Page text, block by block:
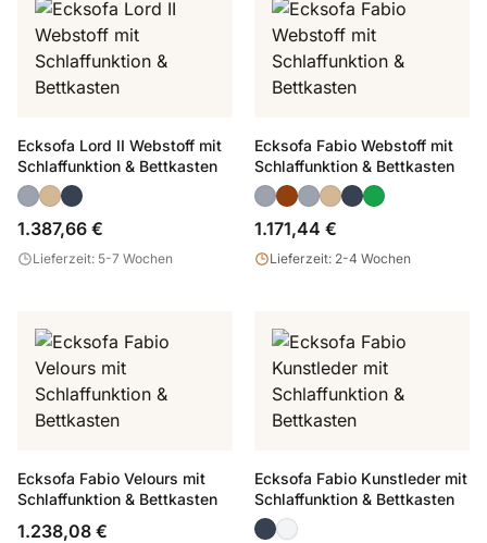
Ecksofa Lord II Webstoff mit
Schlaffunktion & Bettkasten
1.387,66 €
Lieferzeit: 5-7 Wochen
Ecksofa Fabio Webstoff mit
Schlaffunktion & Bettkasten
1.171,44 €
Lieferzeit: 2-4 Wochen
Ecksofa Fabio Velours mit
Schlaffunktion & Bettkasten
1.238,08 €
Ecksofa Fabio Kunstleder mit
Schlaffunktion & Bettkasten